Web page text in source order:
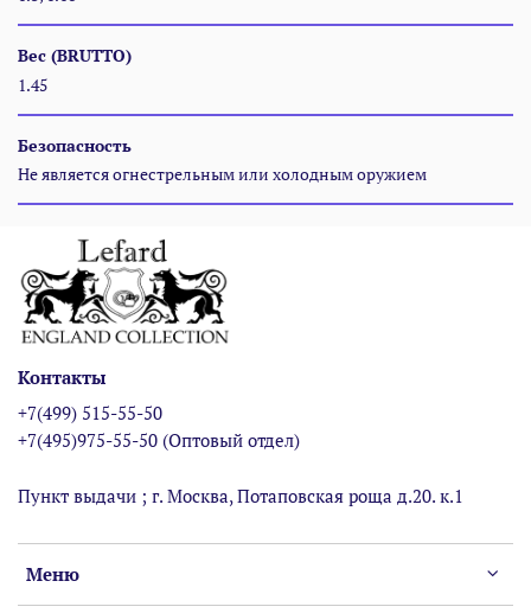
Вес (BRUTTO)
1.45
Безопасность
Не является огнестрельным или холодным оружием
Меню
Контакты
+7(499) 515-55-50
+7(495)975-55-50 (Оптовый отдел)
Пункт выдачи ; г. Москва, Потаповская роща д.20. к.1